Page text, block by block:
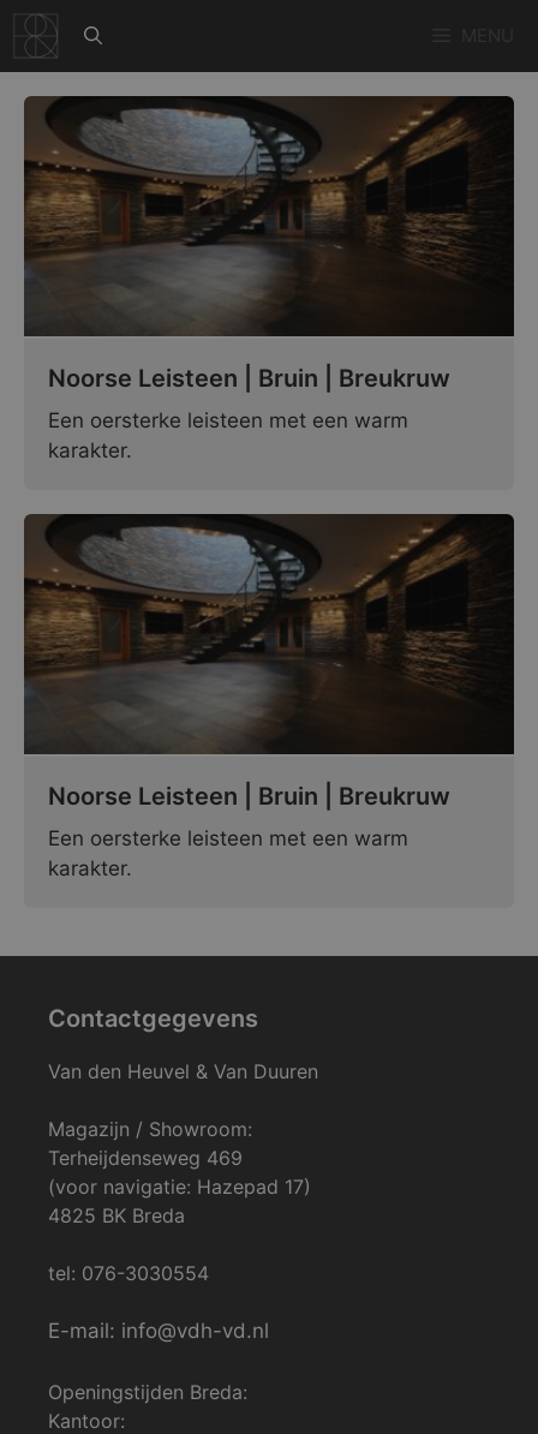
naar
de
inhoud
Noorse Leisteen | Bruin | Breukruw
Een oersterke leisteen met een warm
karakter.
Noorse Leisteen | Bruin | Breukruw
Een oersterke leisteen met een warm
karakter.
Contactgegevens
Van den Heuvel & Van Duuren
Magazijn / Showroom:
Terheijdenseweg 469
(voor navigatie: Hazepad 17)
4825 BK Breda
tel: 076-3030554
E-mail: info@vdh-vd.nl
Openingstijden Breda:
Kantoor: